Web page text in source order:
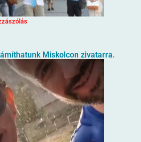
Miskolcon zivatarra.